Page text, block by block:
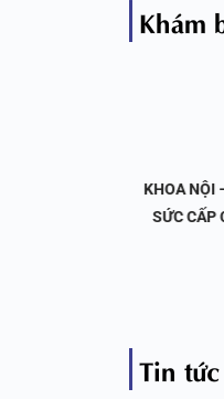
Khám
KHOA NỘI
SỨC CẤP
Tin tức